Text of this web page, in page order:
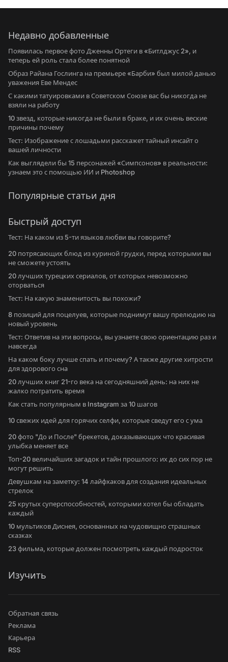
Недавно добавленные
Появилась первое фото Дженны Ортеги в «Битлджус 2», и
теперь ей роль стала более понятной
Образ Райана Гослинга на премьере «Барби» был милой данью
уважения Еве Мендес
С какими татуировками в Советском Союзе вас бы никогда не
взяли на работу
10 звезд, которые никогда не были в браке, и их очень веские
причины почему
Тест: Изображение с лошадьми расскажет тайный инсайт о
вашей личности
Как выглядели бы 15 персонажей «Симпсонов» в реальности:
узнаем это с помощью ИИ и Photoshop
Популярные статьи дня
Быстрый доступ
Тест: На каком из 5-ти языков любви вы говорите?
20 потрясающих блюд из куриной грудки, перед которыми вы
не сможете устоять
20 лучших турецких сериалов, от которых невозможно
оторваться
Тест: На какую знаменитость вы похожи?
8 позиций для поцелуев, которые поднимут вашу прелюдию на
новый уровень
Тест: Ответив на эти вопросы, вы узнаете свою ориентацию раз и
навсегда
На каком боку лучше спать и почему? А также другие хитрости
для здорового сна
20 лучших книг 21-го века на сегодняшний день: на них не
жалко потратить время
Как стать популярным в Instagram за 10 шагов
10 свежих идей для горячих селфи, которые сведут его с ума
20 фото "До и После" брекетов, доказывающих что красивая
улыбка меняет все
Топ-20 величайших загадок и тайн прошлого: их до сих пор не
могут решить
Девушкам на заметку: 14 лайфхаков для создания идеальных
стрелок
25 крутых суперспособностей, которыми хотел бы обладать
каждый
10 мультиков Диснея, основанных на чудовищно страшных
сказках
23 фильма, которые должен посмотреть каждый подросток
Изучить
Обратная связь
Реклама
Карьера
RSS